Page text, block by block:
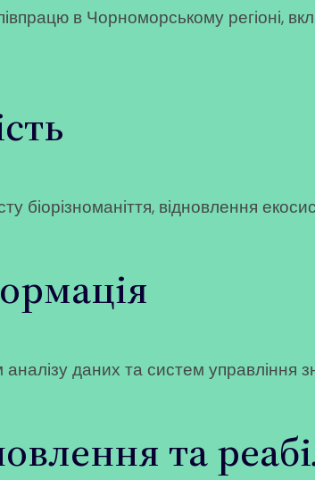
в Чорноморському регіоні,
біорізноманіття, відновлення
даних та систем управління
та